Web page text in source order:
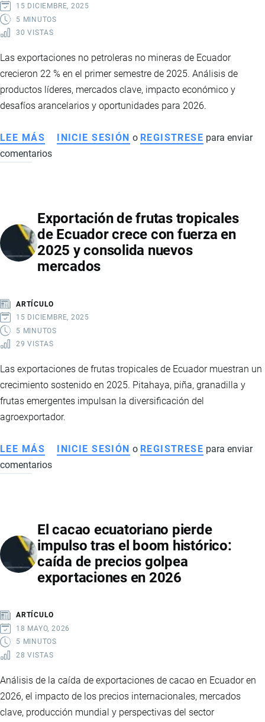
DE
BANANO
15 DICIEMBRE, 2025
5 MINUTOS
30 VISTAS
Las exportaciones no petroleras no mineras de Ecuador
crecieron 22 % en el primer semestre de 2025. Análisis de
productos líderes, mercados clave, impacto económico y
desafíos arancelarios y oportunidades para 2026.
LEE MÁS SOBRE
EXPORTACIONES
ECUADOR
CRECEN
CON
FUERZA
Y
SOSTIENEN
LA
INICIE SESIÓN o REGISTRESE para enviar
comentarios
Exportación de frutas tropicales
de Ecuador crece con fuerza en
2025 y consolida nuevos
mercados
ARTÍCULO
15 DICIEMBRE, 2025
5 MINUTOS
29 VISTAS
Las exportaciones de frutas tropicales de Ecuador muestran un
crecimiento sostenido en 2025. Pitahaya, piña, granadilla y
frutas emergentes impulsan la diversificación del
agroexportador.
LEE MÁS SOBRE
EXPORTACIÓN
DE
ECUADOR
CRECE
CON
2025
Y
CONSOLIDA
INICIE SESIÓN o REGISTRESE para enviar
comentarios
El cacao ecuatoriano pierde
impulso tras el boom histórico:
caída de precios golpea
exportaciones en 2026
ARTÍCULO
18 MAYO, 2026
5 MINUTOS
28 VISTAS
Análisis de la caída de exportaciones de cacao en Ecuador en
2026, el impacto de los precios internacionales, mercados
clave, producción mundial y perspectivas del sector